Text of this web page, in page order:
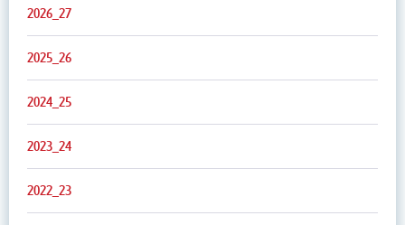
2026_27
2025_26
2024_25
2023_24
2022_23